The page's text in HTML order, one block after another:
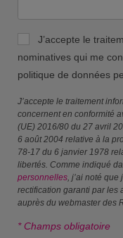
J’accepte le
nominatives qui me
politique de données
J’accepte le traitement
concernent en conformité
(UE) 2016/80 du 27 avril
6 août 2004 relative à la
78-17 du 6 janvier 1978
libertés. Comme indiqué
personnelles, j’ai noté que
rectification garanti par les
auprès du webmaster des
* Champs obligatoire